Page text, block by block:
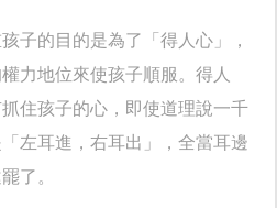
子的目的是為了「得人心」，
力地位來使孩子順服。得人
住孩子的心，即使道理說一千
左耳進，右耳出」，全當耳邊
了。